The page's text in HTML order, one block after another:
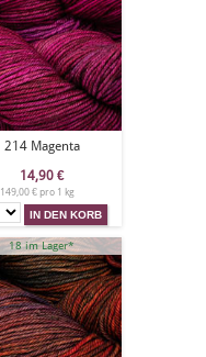
214 Magenta
14,90 €
149,00 € pro 1 kg
18 im Lager*